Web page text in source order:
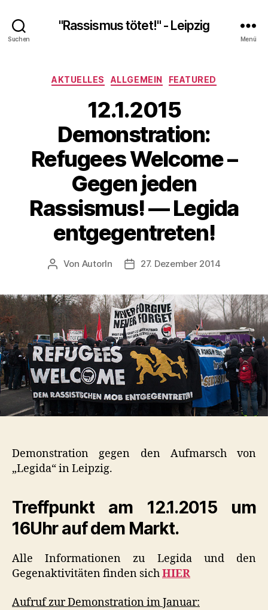
Suchen
"Rassismus tötet!" - Leipzig
Menü
Kategorien
AKTUELLES ALLGEMEIN FEATURED
12.1.2015
Demonstration:
Refugees Welcome –
Gegen jeden
Rassismus! — Legida
entgegentreten!
Beitragsautor
Von AutorIn Veröffentlichungsdatum
27. Dezember 2014
Demonstration gegen den Aufmarsch von
„Legida“ in Leipzig.
Treffpunkt am 12.1.2015 um
16Uhr auf dem Markt.
Alle Informationen zu Legida und den
Gegenaktivitäten finden sichHIER
Aufruf zur Demonstration im Januar: